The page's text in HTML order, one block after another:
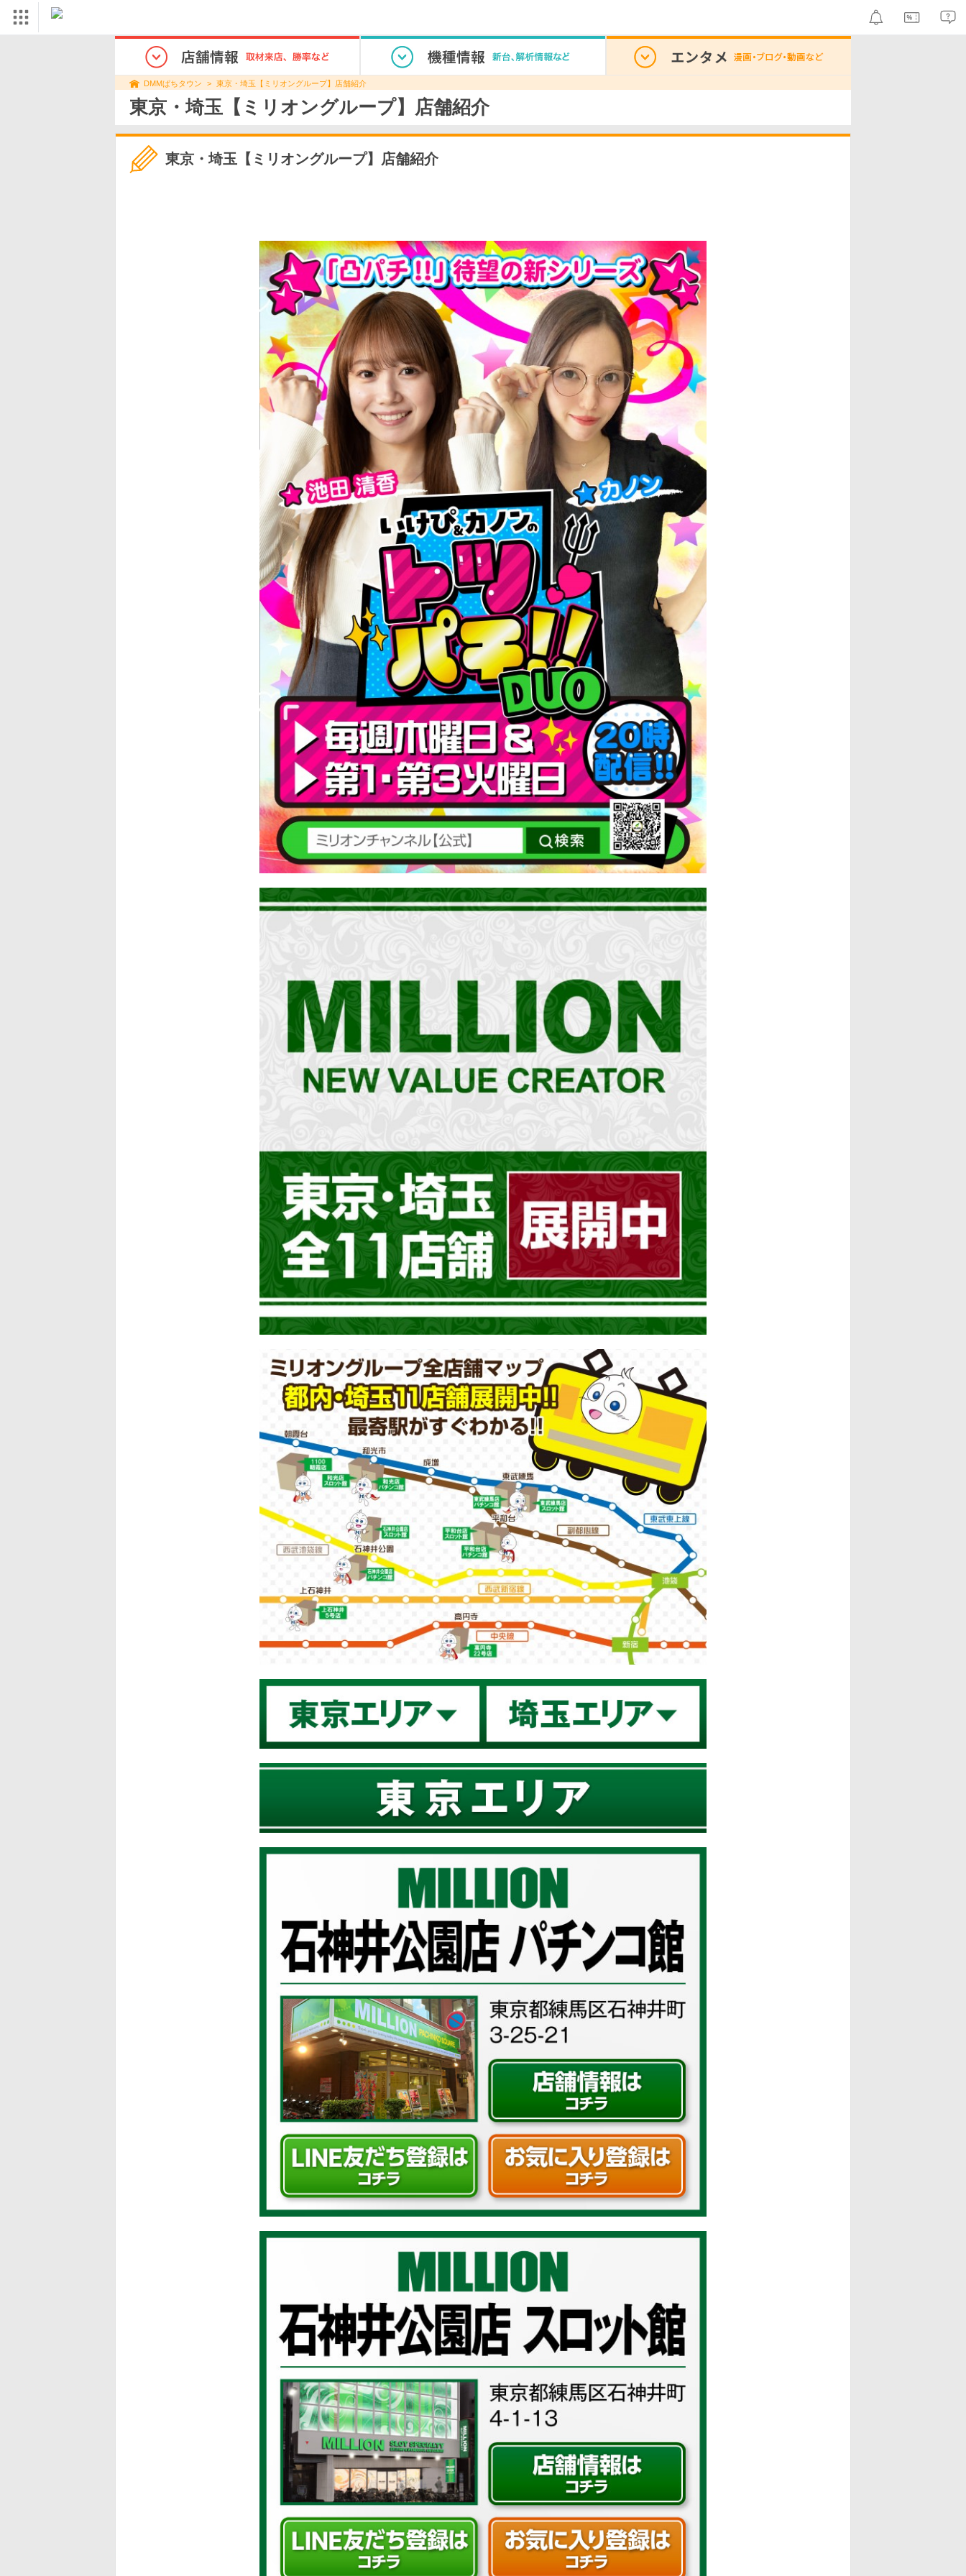
DMMぱちタウン 東京・埼玉【ミリオングループ】店舗紹介
東京・埼玉【ミリオングループ】店舗紹介
東京・埼玉【ミリオングループ】店舗紹介